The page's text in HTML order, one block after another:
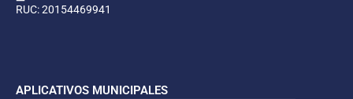
RUC: 20154469941
APLICATIVOS MUNICIPALES